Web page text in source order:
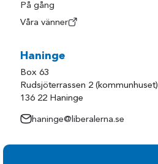
På gång
Våra vänner
Haninge
Box 63
Rudsjöterrassen 2 (kommunhuset)
136 22 Haninge
haninge@liberalerna.se